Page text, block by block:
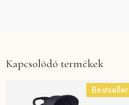
Kapcsolódó termékek
Bestseller